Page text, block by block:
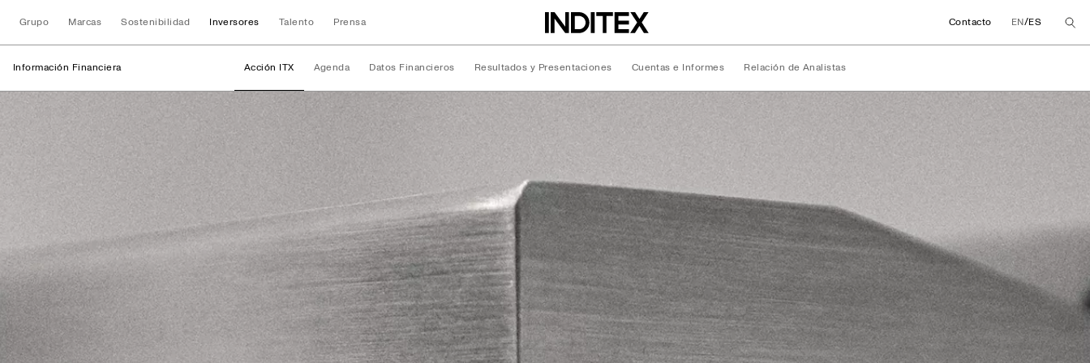
Grupo Marcas Sostenibilidad Inversores Talento Prensa Contacto EN/ES
Información Financiera Acción ITX Agenda Datos Financieros Resultados y Presentaciones Cuentas e Informes Relación de Analistas
Información Financiera